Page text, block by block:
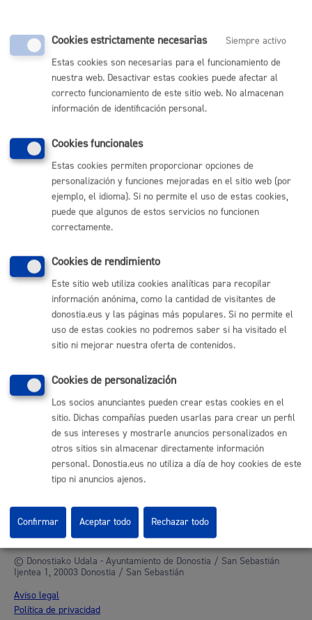
Comunícate con el Ayuntamiento de Donostia / San
Sebastián
(gratuito desde Donostia / San Sebastián)
(+34) 943 481 000
Buzón de la ciudadanía
Informar de un error en la web
Enlaces útiles
Sede electrónica
Mapas - GeoDonostia
Sala de prensa
Mapa web
Otras páginas web corporativas
Donostia Kirola
Donostia Kultura
Donostia Turismo
Fomento de San Sebastián
Síguenos en redes sociales
© Donostiako Udala - Ayuntamiento de Donostia / San Sebastián
Ijentea 1, 20003 Donostia / San Sebastián
Aviso legal
Política de privacidad
Cookies estrictamente necesarias
Siempre activo
Estas cookies son necesarias para el funcionamiento de
nuestra web. Desactivar estas cookies puede afectar al
correcto funcionamiento de este sitio web. No almacenan
información de identificación personal.
Cookies funcionales
Estas cookies permiten proporcionar opciones de
personalización y funciones mejoradas en el sitio web (por
ejemplo, el idioma). Si no permite el uso de estas cookies,
puede que algunos de estos servicios no funcionen
correctamente.
Cookies de rendimiento
Este sitio web utiliza cookies analíticas para recopilar
información anónima, como la cantidad de visitantes de
donostia.eus y las páginas más populares. Si no permite el
uso de estas cookies no podremos saber si ha visitado el
sitio ni mejorar nuestra oferta de contenidos.
Cookies de personalización
Los socios anunciantes pueden crear estas cookies en el
sitio. Dichas compañías pueden usarlas para crear un perfil
de sus intereses y mostrarle anuncios personalizados en
otros sitios sin almacenar directamente información
personal. Donostia.eus no utiliza a día de hoy cookies de este
tipo ni anuncios ajenos.
Rechazar todo
Confirmar Aceptar todo